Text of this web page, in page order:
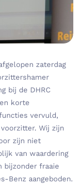
zaterdag
bij de DHRC
korte
vervuld,
Wij zijn
zijn niet
van waardering
bijzonder fraaie
Benz aangeboden.